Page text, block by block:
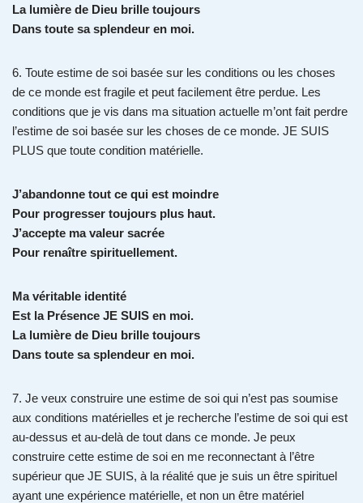
La lumière de Dieu brille toujours
Dans toute sa splendeur en moi.
6. Toute estime de soi basée sur les conditions ou les choses
de ce monde est fragile et peut facilement être perdue. Les
conditions que je vis dans ma situation actuelle m’ont fait perdre
l’estime de soi basée sur les choses de ce monde. JE SUIS
PLUS que toute condition matérielle.
J’abandonne tout ce qui est moindre
Pour progresser toujours plus haut.
J’accepte ma valeur sacrée
Pour renaître spirituellement.
Ma véritable identité
Est la Présence JE SUIS en moi.
La lumière de Dieu brille toujours
Dans toute sa splendeur en moi.
7. Je veux construire une estime de soi qui n’est pas soumise
aux conditions matérielles et je recherche l’estime de soi qui est
au-dessus et au-delà de tout dans ce monde. Je peux
construire cette estime de soi en me reconnectant à l’être
supérieur que JE SUIS, à la réalité que je suis un être spirituel
ayant une expérience matérielle, et non un être matériel